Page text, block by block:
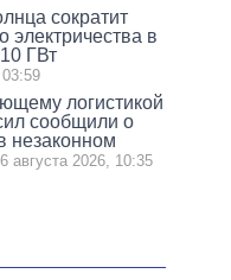
сократит
электричества в
ГВт
логистикой
сообщили о
незаконном
6 августа 2026, 10:35